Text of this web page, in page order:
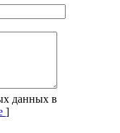
данных в
]